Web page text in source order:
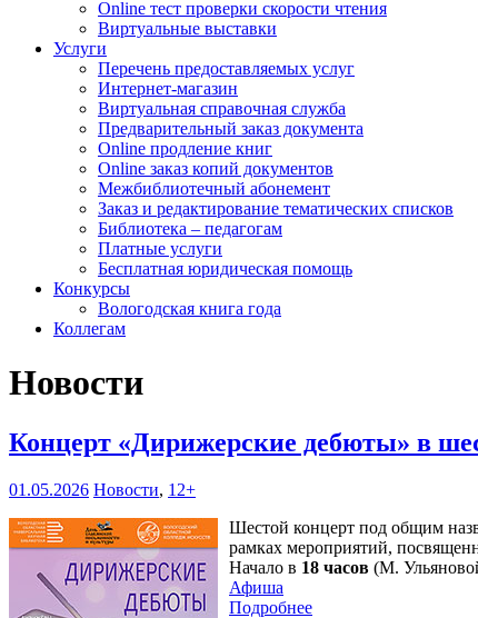
Online тест проверки скорости чтения
Виртуальные выставки
Услуги
Перечень предоставляемых услуг
Интернет-магазин
Виртуальная справочная служба
Предварительный заказ документа
Online продление книг
Online заказ копий документов
Межбиблиотечный абонемент
Заказ и редактирование тематических списков
Библиотека – педагогам
Платные услуги
Бесплатная юридическая помощь
Конкурсы
Вологодская книга года
Коллегам
Новости
Концерт «Дирижерские дебюты» в
01.05.2026 Новости, 12+
Шестой концерт под общим
рамках мероприятий,
Начало в 18 часов (М.
Афиша
Подробнее